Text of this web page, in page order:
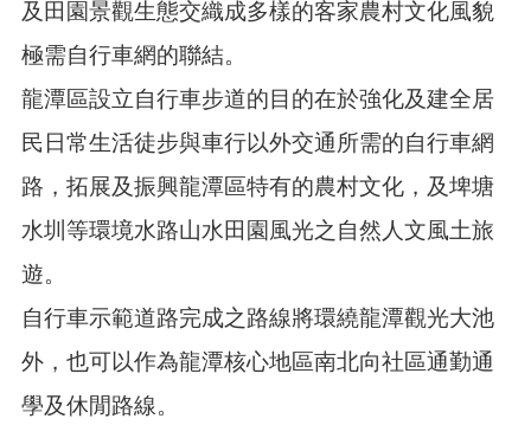
關
訊
關
資
料
首
頁
網
站
導
覽
及田園景觀生態交織成多樣的客家農村文化風貌
極需自行車網的聯結。
龍潭區設立自行車步道的目的在於強化及建全居
民日常生活徒步與車行以外交通所需的自行車網
路，拓展及振興龍潭區特有的農村文化，及埤塘
水圳等環境水路山水田園風光之自然人文風土旅
遊。
自行車示範道路完成之路線將環繞龍潭觀光大池
外，也可以作為龍潭核心地區南北向社區通勤通
學及休閒路線。